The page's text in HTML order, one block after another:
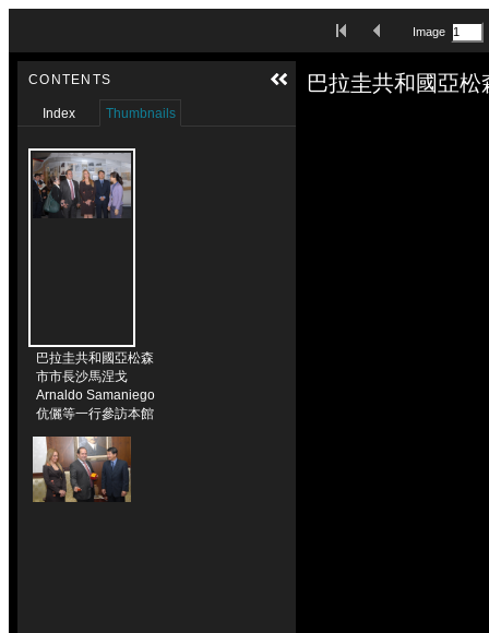
First ImagePrevious Image
Image
Media Viewer
CONTENTS
Index Thumbnails
巴拉圭共和國亞松森
市市長沙馬涅戈
Arnaldo Samaniego
伉儷等一行參訪本館